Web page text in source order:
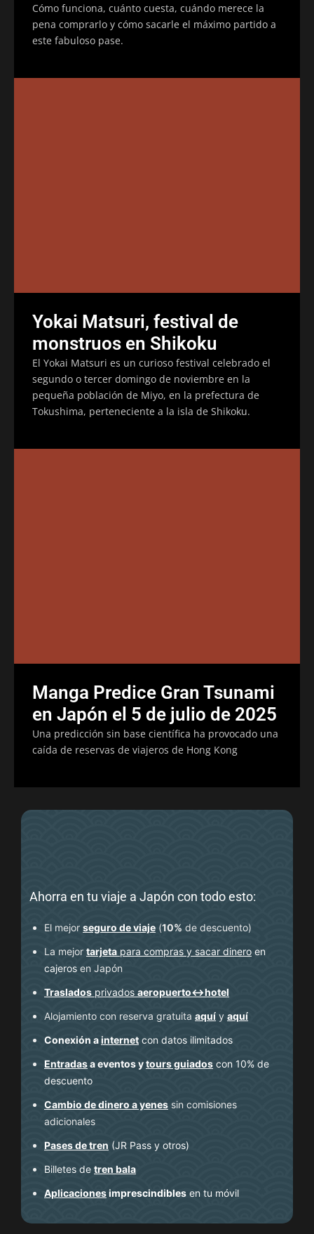
Cómo funciona, cuánto cuesta, cuándo merece la
pena comprarlo y cómo sacarle el máximo partido a
este fabuloso pase.
Yokai Matsuri, festival de
monstruos en Shikoku
El Yokai Matsuri es un curioso festival celebrado el
segundo o tercer domingo de noviembre en la
pequeña población de Miyo, en la prefectura de
Tokushima, perteneciente a la isla de Shikoku.
Manga Predice Gran Tsunami
en Japón el 5 de julio de 2025
Una predicción sin base científica ha provocado una
caída de reservas de viajeros de Hong Kong
Ahorra en tu viaje a Japón con todo esto:
El mejor seguro de viaje (10% de descuento)
La mejor tarjeta para compras y sacar dinero en
cajeros en Japón
Traslados privados aeropuerto↔hotel
Alojamiento con reserva gratuita aquí y aquí
Conexión ainternet con datos ilimitados
Entradasa eventos ytours guiados con 10% de
descuento
Cambio de dinero a yenes sin comisiones
adicionales
Pases de tren (JR Pass y otros)
Billetes de tren bala
Aplicacionesimprescindibles en tu móvil